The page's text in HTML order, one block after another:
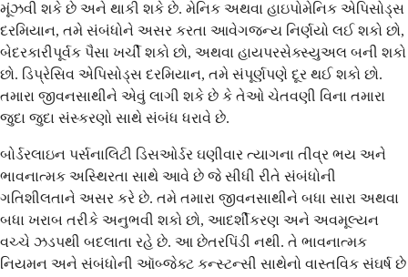
મૂંઝવી શકે છે અને થાકી શકે છે. મેનિક અથવા હાઇપોમેનિક એપિસોડ્સ
દરમિયાન, તમે સંબંધોને અસર કરતા આવેગજન્ય નિર્ણયો લઈ શકો છો,
બેદરકારીપૂર્વક પૈસા ખર્ચી શકો છો, અથવા હાયપરસેક્સ્યુઅલ બની શકો
છો. ડિપ્રેસિવ એપિસોડ્સ દરમિયાન, તમે સંપૂર્ણપણે દૂર થઈ શકો છો.
તમારા જીવનસાથીને એવું લાગી શકે છે કે તેઓ ચેતવણી વિના તમારા
જુદા જુદા સંસ્કરણો સાથે સંબંધ ધરાવે છે.
બોર્ડરલાઇન પર્સનાલિટી ડિસઓર્ડર ઘણીવાર ત્યાગના તીવ્ર ભય અને
ભાવનાત્મક અસ્થિરતા સાથે આવે છે જે સીધી રીતે સંબંધોની
ગતિશીલતાને અસર કરે છે. તમે તમારા જીવનસાથીને બધા સારા અથવા
બધા ખરાબ તરીકે અનુભવી શકો છો, આદર્શીકરણ અને અવમૂલ્યન
વચ્ચે ઝડપથી બદલાતા રહે છે. આ છેતરપિંડી નથી. તે ભાવનાત્મક
નિયમન અને સંબંધોની ઑબ્જેક્ટ કન્સ્ટન્સી સાથેનો વાસ્તવિક સંઘર્ષ છે